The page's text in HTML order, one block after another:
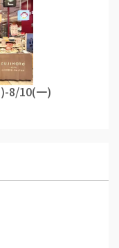
8/10(一)